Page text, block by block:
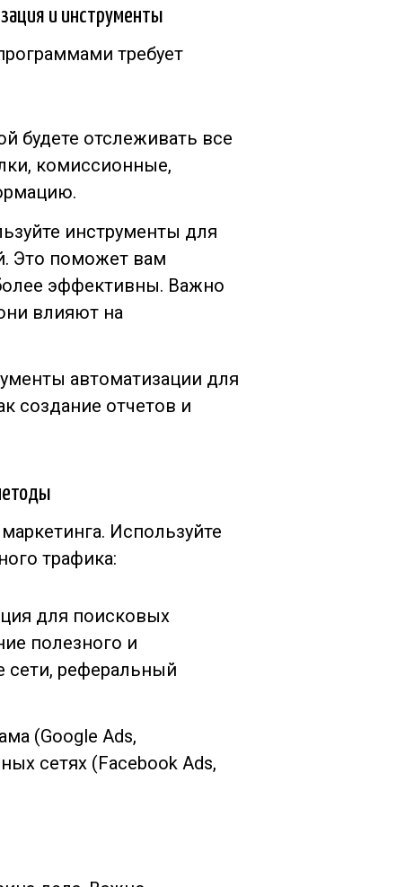
и инструменты
требует
будете отслеживать все
комиссионные,
инструменты для
Это поможет вам
эффективны. Важно
влияют на
автоматизации для
создание отчетов и
Используйте
трафика:
для поисковых
полезного и
сети, реферальный
(Google Ads,
сетях (Facebook Ads,